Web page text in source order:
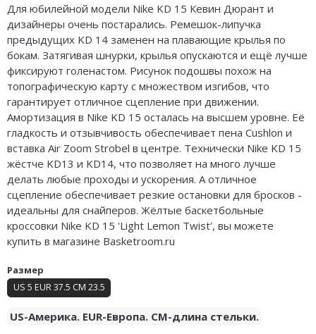
Для юбилейной модели Nike KD 15 Кевин Дюрант и
дизайнеры очень постарались. Ремешок-липучка
предыдущих KD 14 заменен на плавающие крылья по
бокам. Затягивая шнурки, крылья опускаются и ещё лучше
фиксируют голенастом. Рисунок подошвы похож на
топографическую карту с множеством изгибов, что
гарантирует отличное сцепление при движении.
Амортизация в Nike KD 15 осталась на высшем уровне. Её
гладкость и отзывчивость обеспечивает пена Cushlon и
вставка Air Zoom Strobel в центре. Технически Nike KD 15
жёстче KD13 и KD14, что позволяет на много лучше
делать любые проходы и ускорения. А отличное
сцепление обеспечивает резкие остановки для бросков -
идеальны для снайперов. Жёлтые баскетбольные
кроссовки Nike KD 15 'Light Lemon Twist', вы можете
купить в магазине Basketroom.ru
Размер
US 5 EUR 37.5 CM 23.5
US-Америка. EUR-Европа. CM-длина стельки.
Air Jordan 3
Air Jordan 4
Air Jordan 5
Air Jordan 6
Air Jordan 7
Air Jordan 10
Air Jordan 11
Air Jordan 12
Air Jordan 14
Air Jordan 15
adidas AE
Adidas Yeezy Boost 350 V2